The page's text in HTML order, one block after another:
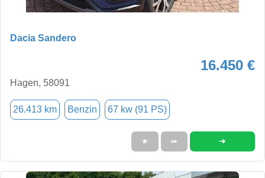
Dacia Sandero
16.450 €
Hagen, 58091
26.413 km Benzin 67 kw (91 PS)
★ ➦ ➜